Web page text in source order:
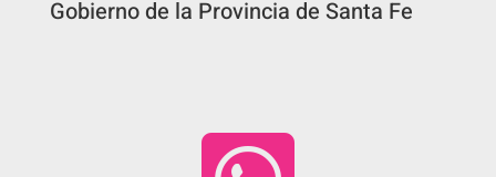
Gobierno de la Provincia de Santa Fe